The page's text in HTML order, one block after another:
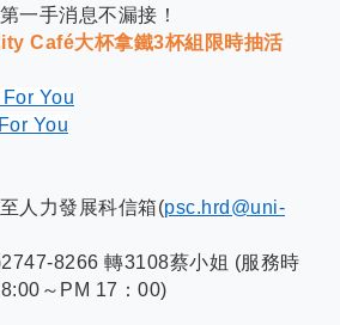
第一手消息不漏接！
Café大杯拿鐵3杯組限時抽活
You
You
人力發展科信箱(psc.hrd@uni-
8266 轉3108蔡小姐 (服務時
～PM 17：00)